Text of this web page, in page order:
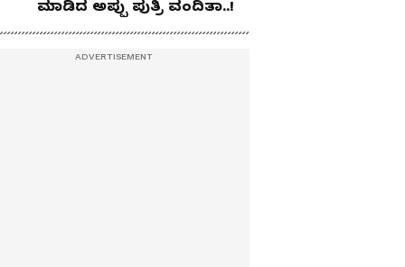
ಮಾಡಿದ ಅಪ್ಪು ಪುತ್ರಿ ವಂದಿತಾ..!